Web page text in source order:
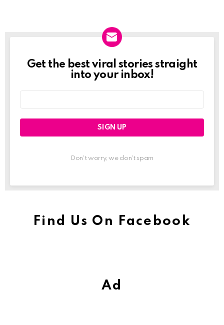
Newslett
Get the best viral stories straight
into your inbox!
Don't worry, we don't spam
Find Us On Facebook
Ad